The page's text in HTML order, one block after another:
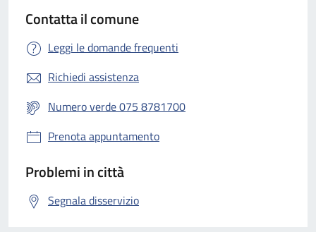
Contatta il comune
Leggi le domande frequenti
Richiedi assistenza
Numero verde 075 8781700
Prenota appuntamento
Problemi in città
Segnala disservizio